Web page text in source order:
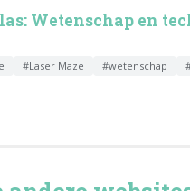
Wetenschap en
#Laser Maze #wetenschap